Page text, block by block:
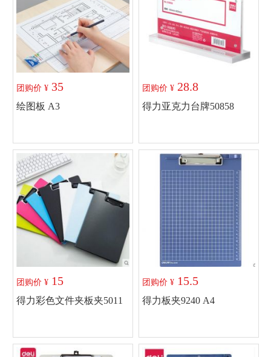
团购价 ¥ 35
绘图板 A3
加入购物车
团购价 ¥ 28.8
得力亚克力台牌50858
加入购物车
团购价 ¥ 15
得力彩色文件夹板夹5011
加入购物车
团购价 ¥ 15.5
得力板夹9240 A4
加入购物车